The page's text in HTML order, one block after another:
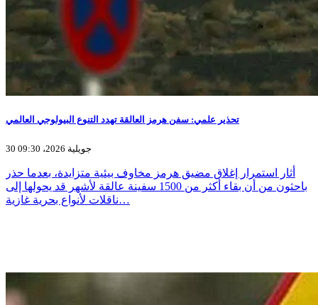
تحذير علمي: سفن هرمز العالقة تهدد التنوع البيولوجي العالمي
30 جويلية 2026، 09:30
أثار استمرار إغلاق مضيق هرمز مخاوف بيئية متزايدة، بعدما حذر
باحثون من أن بقاء أكثر من 1500 سفينة عالقة لأشهر قد يحولها إلى
ناقلات لأنواع بحرية غازية…